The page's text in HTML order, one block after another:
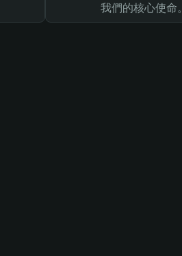
我們的核心使命。